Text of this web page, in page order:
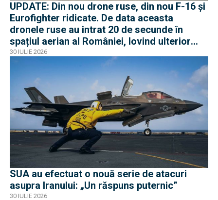
UPDATE: Din nou drone ruse, din nou F-16 și
Eurofighter ridicate. De data aceasta
dronele ruse au intrat 20 de secunde în
spațiul aerian al României, lovind ulterior
Ucraina
30 IULIE 2026
SUA au efectuat o nouă serie de atacuri
asupra Iranului: „Un răspuns puternic”
30 IULIE 2026